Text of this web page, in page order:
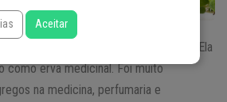
finalidades da erva manjerona? Ela
como erva medicinal. Foi muito
na medicina, perfumaria e
Aceitar